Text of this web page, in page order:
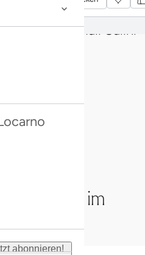
abonnieren!
und Anwendungen
ins Termali Salini
im